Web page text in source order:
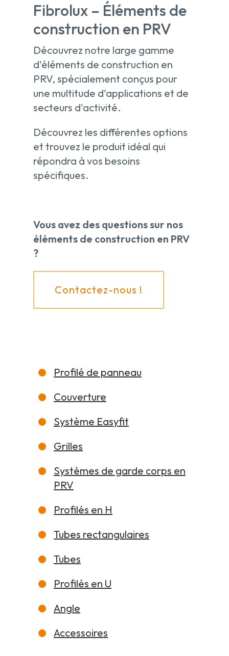
Fibrolux – Éléments de
construction en PRV
Découvrez notre large gamme
d'éléments de construction en
PRV, spécialement conçus pour
une multitude d'applications et de
secteurs d'activité.
Découvrez les différentes options
et trouvez le produit idéal qui
répondra à vos besoins
spécifiques.
Vous avez des questions sur nos
éléments de construction en PRV
?
Contactez-nous !
Profilé de panneau
Couverture
Système Easyfit
Grilles
Systèmes de garde corps en
PRV
Profilés en H
Tubes rectangulaires
Tubes
Profilés en U
Angle
Accessoires